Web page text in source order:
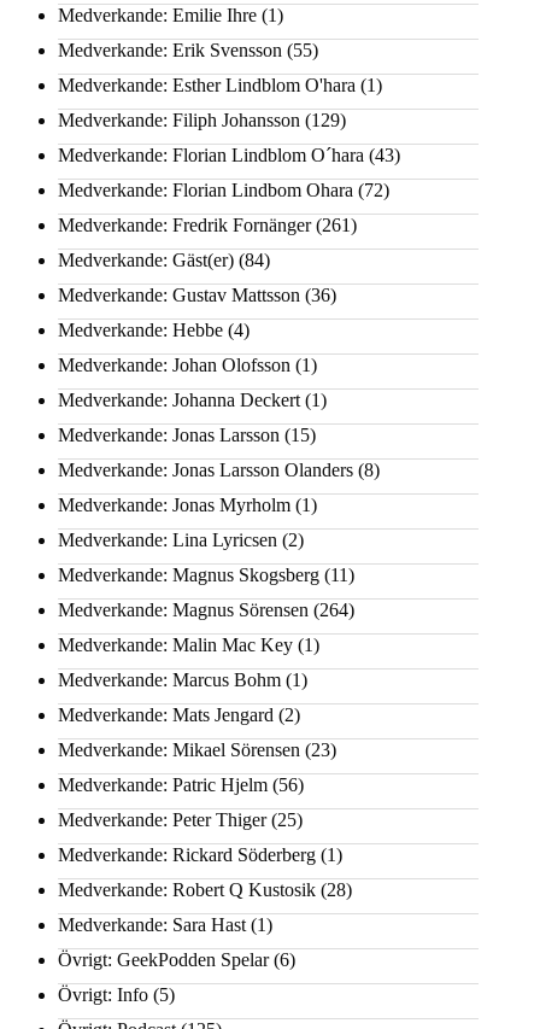
Medverkande: Emilie Ihre (1)
Medverkande: Erik Svensson (55)
Medverkande: Esther Lindblom O'hara (1)
Medverkande: Filiph Johansson (129)
Medverkande: Florian Lindblom O´hara (43)
Medverkande: Florian Lindbom Ohara (72)
Medverkande: Fredrik Fornänger(261)
Medverkande: Gäst(er) (84)
Medverkande: Gustav Mattsson (36)
Medverkande: Hebbe (4)
Medverkande: Johan Olofsson (1)
Medverkande: Johanna Deckert (1)
Medverkande: Jonas Larsson (15)
Medverkande: Jonas Larsson Olanders (8)
Medverkande: Jonas Myrholm (1)
Medverkande: Lina Lyricsen (2)
Medverkande: Magnus Skogsberg (11)
Medverkande: Magnus Sörensen (264)
Medverkande: Malin Mac Key (1)
Medverkande: Marcus Bohm (1)
Medverkande: Mats Jengard (2)
Medverkande: Mikael Sörensen (23)
Medverkande: Patric Hjelm (56)
Medverkande: Peter Thiger(25)
Medverkande: Rickard Söderberg (1)
Medverkande: Robert Q Kustosik (28)
Medverkande: Sara Hast (1)
Övrigt: GeekPodden Spelar(6)
Övrigt: Info (5)